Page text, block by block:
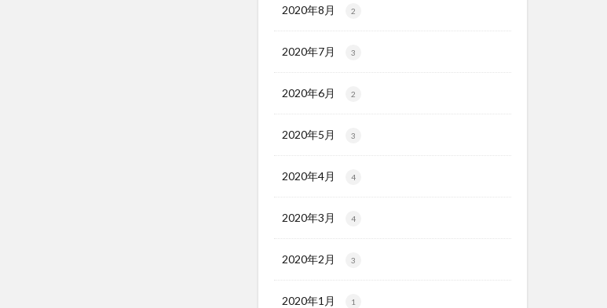
2020年8月 2
2020年7月 3
2020年6月 2
2020年5月 3
2020年4月 4
2020年3月 4
2020年2月 3
2020年1月 1